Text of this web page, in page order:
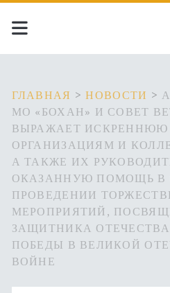
ГЛАВНАЯ >НОВОСТИ >
МО «БОХАН» И СОВЕТ
ВЫРАЖАЕТ ИСКРЕННЮЮ
ОРГАНИЗАЦИЯМ И
А ТАКЖЕ ИХ
ОКАЗАННУЮ ПОМОЩЬ В
ПРОВЕДЕНИИ
МЕРОПРИЯТИЙ,
ЗАЩИТНИКА
ПОБЕДЫ В ВЕЛИКОЙ
ВОЙНЕ